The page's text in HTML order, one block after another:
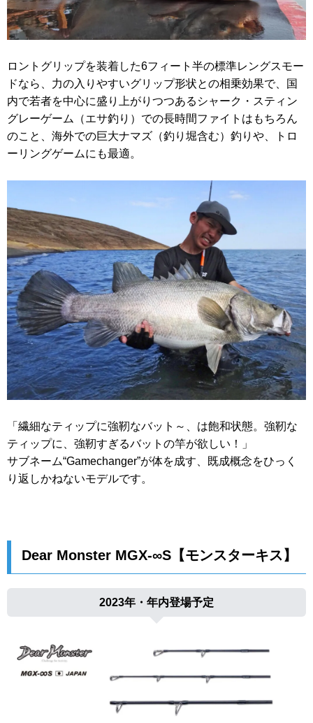
ロントグリップを装着した6フィート半の標準レングスモー
ドなら、力の入りやすいグリップ形状との相乗効果で、国
内で若者を中心に盛り上がりつつあるシャーク・スティン
グレーゲーム（エサ釣り）での長時間ファイトはもちろん
のこと、海外での巨大ナマズ（釣り堀含む）釣りや、トロ
ーリングゲームにも最適。
「繊細なティップに強靭なバット～、は飽和状態。強靭な
ティップに、強靭すぎるバットの竿が欲しい！」
サブネーム“Gamechanger”が体を成す、既成概念をひっく
り返しかねないモデルです。
Dear Monster MGX-∞S【モンスターキス】
2023年・年内登場予定